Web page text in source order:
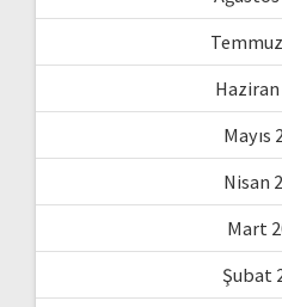
Haziran
Mayıs
Nisan
Mart
Şubat